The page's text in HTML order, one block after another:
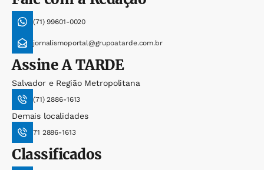
(71) 99601-0020
jornalismoportal@grupoatarde.com.br
AssineA TARDE
Salvador e Região Metropolitana
(71) 2886-1613
Demais localidades
71 2886-1613
Classificados